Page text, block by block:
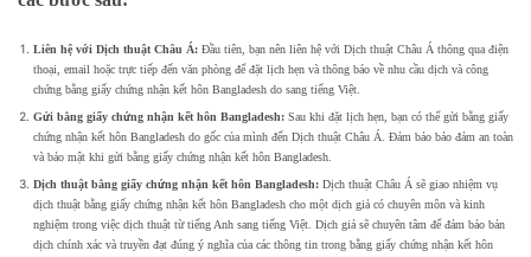
Liên hệ với Dịch thuật Châu Á: Đầu tiên, bạn nên liên hệ với Dịch thuật Châu Á thông qua điện
thoại, email hoặc trực tiếp đến văn phòng để đặt lịch hẹn và thông báo về nhu cầu dịch và công
chứng bằng giấy chứng nhận kết hôn Bangladesh do sang tiếng Việt.
Gửi bằng giấy chứng nhận kết hôn Bangladesh: Sau khi đặt lịch hẹn, bạn có thể gửi bằng giấy
chứng nhận kết hôn Bangladesh do gốc của mình đến Dịch thuật Châu Á. Đảm bảo bảo đảm an toàn
và bảo mật khi gửi bằng giấy chứng nhận kết hôn Bangladesh.
Dịch thuật bằng giấy chứng nhận kết hôn Bangladesh: Dịch thuật Châu Á sẽ giao nhiệm vụ
dịch thuật bằng giấy chứng nhận kết hôn Bangladesh cho một dịch giả có chuyên môn và kinh
nghiệm trong việc dịch thuật từ tiếng Anh sang tiếng Việt. Dịch giả sẽ chuyên tâm để đảm bảo bản
dịch chính xác và truyền đạt đúng ý nghĩa của các thông tin trong bằng giấy chứng nhận kết hôn